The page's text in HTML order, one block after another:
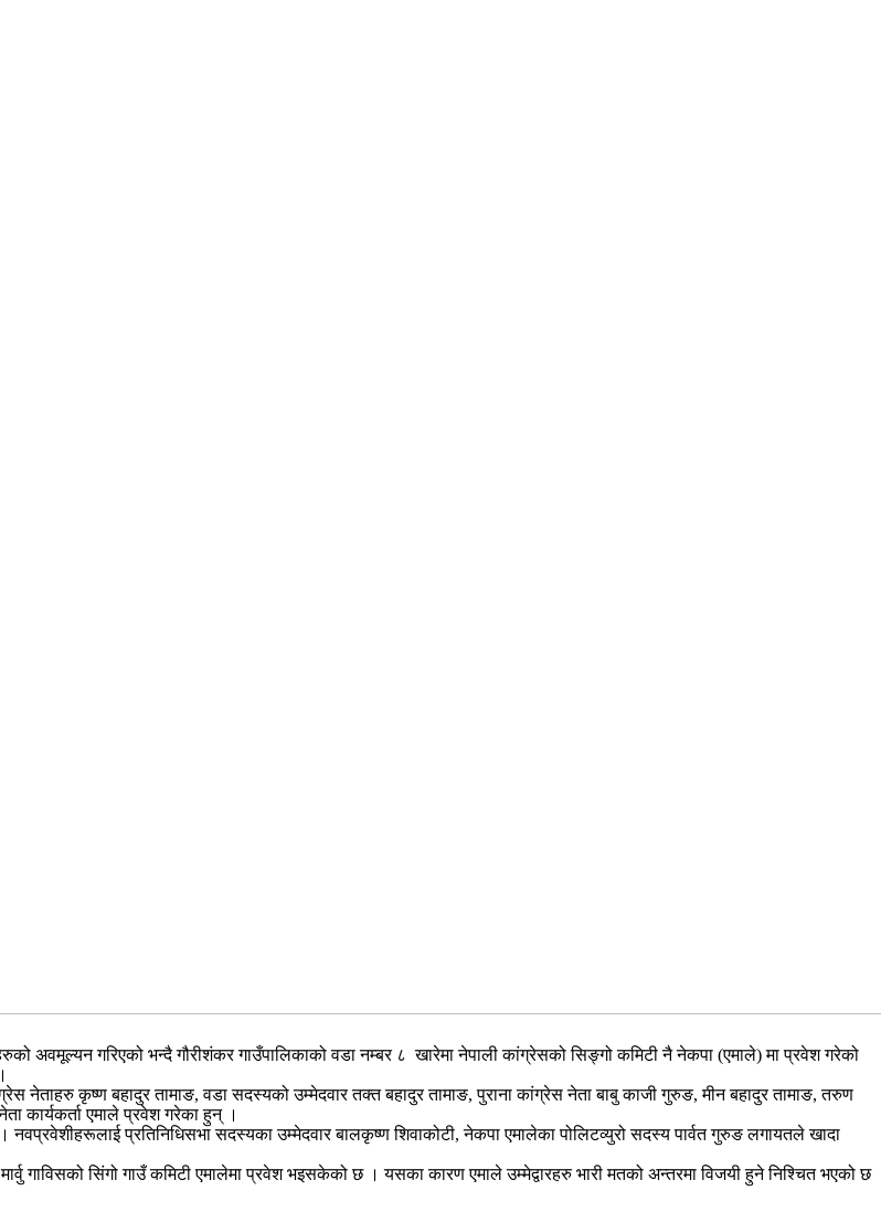
अवमूल्यन गरिएको भन्दै गौरीशंकर गाउँपालिकाको वडा नम्बर ८ खारेमा नेपाली कांग्रेसको सिङ्गो कमिटी नै नेकपा (एमाले) मा प्रवेश गरेको
नेताहरु कृष्ण बहादुर तामाङ, वडा सदस्यको उम्मेदवार तक्त बहादुर तामाङ, पुराना कांग्रेस नेता बाबु काजी गुरुङ, मीन बहादुर तामाङ, तरुण
कार्यकर्ता एमाले प्रवेश गरेका हुन् ।
प्रतिनिधिसभा सदस्यका उम्मेदवार बालकृष्ण शिवाकोटी, नेकपा एमालेका पोलिटव्युरो सदस्य पार्वत गुरुङ लगायतले खादा
गाविसको सिंगो गाउँ कमिटी एमालेमा प्रवेश भइसकेको छ । यसका कारण एमाले उम्मेद्वारहरु भारी मतको अन्तरमा विजयी हुने निश्चित भएको छ